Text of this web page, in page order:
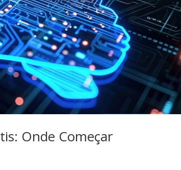
Onde Começar